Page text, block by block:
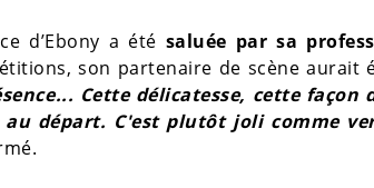
d’Ebony a été saluée par sa
son partenaire de scène aurait
Cette délicatesse, cette
départ. C'est plutôt joli comme